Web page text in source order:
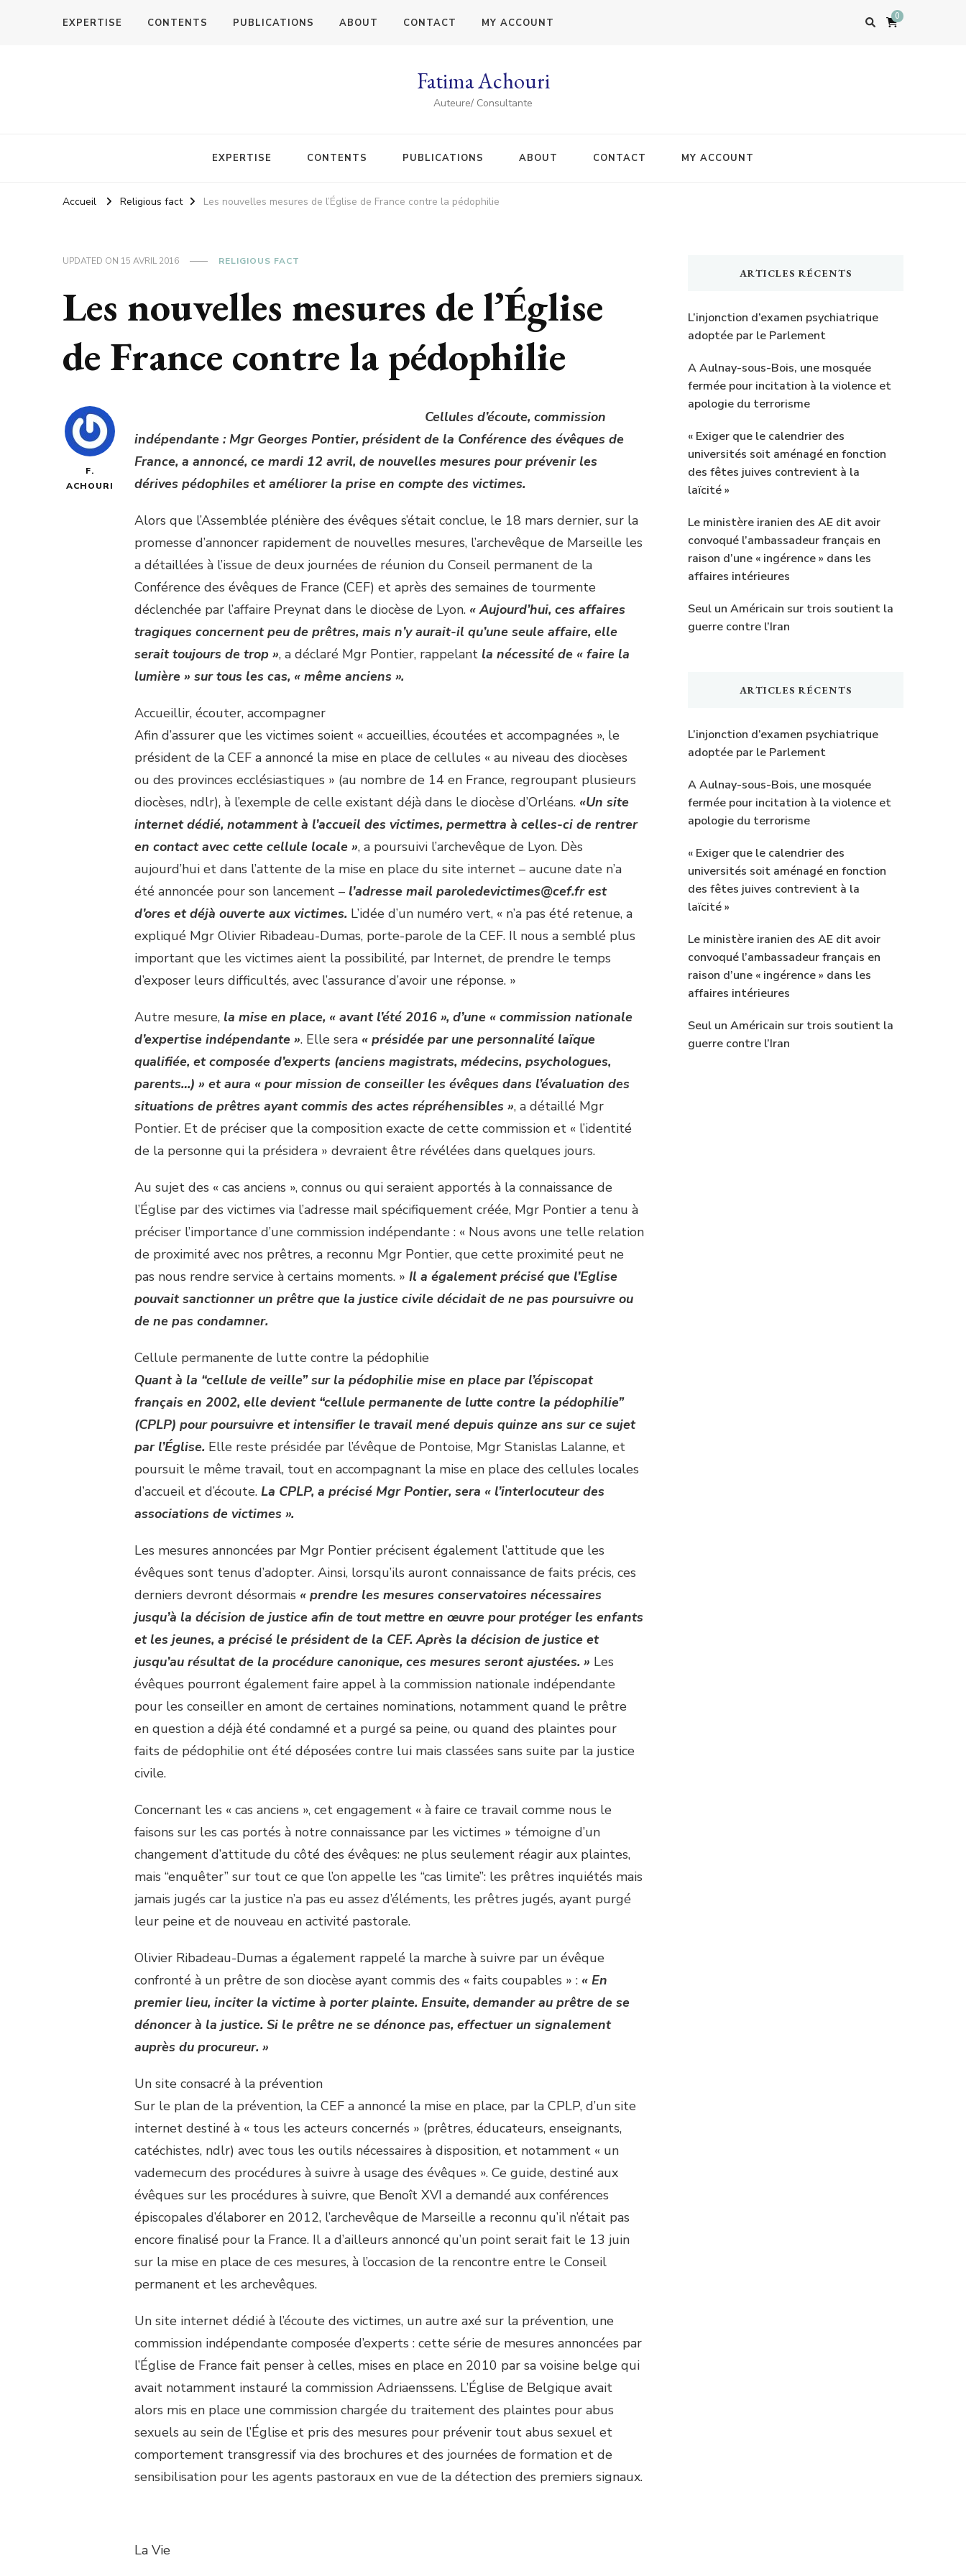
EXPERTISE CONTENTS PUBLICATIONS ABOUT CONTACT MY ACCOUNT
0
Fatima Achouri
Auteure/ Consultante
EXPERTISE CONTENTS PUBLICATIONS ABOUT CONTACT MY ACCOUNT
Accueil Religious fact Les nouvelles mesures de l’Église de France contre la pédophilie
UPDATED ON 15 AVRIL 2016 RELIGIOUS FACT
Les nouvelles mesures de l’Église
de France contre la pédophilie
F.
ACHOURI
Cellules d’écoute, commission
indépendante : Mgr Georges Pontier, président de la Conférence des évêques de
France, a annoncé, ce mardi 12 avril, de nouvelles mesures pour prévenir les
dérives pédophiles et améliorer la prise en compte des victimes.
Alors que l’Assemblée plénière des évêques s’était conclue, le 18 mars dernier, sur la
promesse d’annoncer rapidement de nouvelles mesures, l’archevêque de Marseille les
a détaillées à l’issue de deux journées de réunion du Conseil permanent de la
Conférence des évêques de France (CEF) et après des semaines de tourmente
déclenchée par l’affaire Preynat dans le diocèse de Lyon. « Aujourd’hui, ces affaires
tragiques concernent peu de prêtres, mais n’y aurait-il qu’une seule affaire, elle
serait toujours de trop », a déclaré Mgr Pontier, rappelant la nécessité de « faire la
lumière » sur tous les cas, « même anciens ».
Accueillir, écouter, accompagner
Afin d’assurer que les victimes soient « accueillies, écoutées et accompagnées », le
président de la CEF a annoncé la mise en place de cellules « au niveau des diocèses
ou des provinces ecclésiastiques » (au nombre de 14 en France, regroupant plusieurs
diocèses, ndlr), à l’exemple de celle existant déjà dans le diocèse d’Orléans. «Un site
internet dédié, notamment à l’accueil des victimes, permettra à celles-ci de rentrer
en contact avec cette cellule locale », a poursuivi l’archevêque de Lyon. Dès
aujourd’hui et dans l’attente de la mise en place du site internet – aucune date n’a
été annoncée pour son lancement – l’adresse mail paroledevictimes@cef.fr est
d’ores et déjà ouverte aux victimes. L’idée d’un numéro vert, « n’a pas été retenue, a
expliqué Mgr Olivier Ribadeau-Dumas, porte-parole de la CEF. Il nous a semblé plus
important que les victimes aient la possibilité, par Internet, de prendre le temps
d’exposer leurs difficultés, avec l’assurance d’avoir une réponse. »
Autre mesure, la mise en place, « avant l’été 2016 », d’une « commission nationale
d’expertise indépendante ». Elle sera « présidée par une personnalité laïque
qualifiée, et composée d’experts (anciens magistrats, médecins, psychologues,
parents…) » et aura « pour mission de conseiller les évêques dans l’évaluation des
situations de prêtres ayant commis des actes répréhensibles », a détaillé Mgr
Pontier. Et de préciser que la composition exacte de cette commission et « l’identité
de la personne qui la présidera » devraient être révélées dans quelques jours.
Au sujet des « cas anciens », connus ou qui seraient apportés à la connaissance de
l’Église par des victimes via l’adresse mail spécifiquement créée, Mgr Pontier a tenu à
préciser l’importance d’une commission indépendante : « Nous avons une telle relation
de proximité avec nos prêtres, a reconnu Mgr Pontier, que cette proximité peut ne
pas nous rendre service à certains moments. » Il a également précisé que l’Eglise
pouvait sanctionner un prêtre que la justice civile décidait de ne pas poursuivre ou
de ne pas condamner.
Cellule permanente de lutte contre la pédophilie
Quant à la “cellule de veille” sur la pédophilie mise en place par l’épiscopat
français en 2002, elle devient “cellule permanente de lutte contre la pédophilie”
(CPLP) pour poursuivre et intensifier le travail mené depuis quinze ans sur ce sujet
par l’Église. Elle reste présidée par l’évêque de Pontoise, Mgr Stanislas Lalanne, et
poursuit le même travail, tout en accompagnant la mise en place des cellules locales
d’accueil et d’écoute. La CPLP, a précisé Mgr Pontier, sera « l’interlocuteur des
associations de victimes ».
Les mesures annoncées par Mgr Pontier précisent également l’attitude que les
évêques sont tenus d’adopter. Ainsi, lorsqu’ils auront connaissance de faits précis, ces
derniers devront désormais « prendre les mesures conservatoires nécessaires
jusqu’à la décision de justice afin de tout mettre en œuvre pour protéger les enfants
et les jeunes, a précisé le président de la CEF. Après la décision de justice et
jusqu’au résultat de la procédure canonique, ces mesures seront ajustées. » Les
évêques pourront également faire appel à la commission nationale indépendante
pour les conseiller en amont de certaines nominations, notamment quand le prêtre
en question a déjà été condamné et a purgé sa peine, ou quand des plaintes pour
faits de pédophilie ont été déposées contre lui mais classées sans suite par la justice
civile.
Concernant les « cas anciens », cet engagement « à faire ce travail comme nous le
faisons sur les cas portés à notre connaissance par les victimes » témoigne d’un
changement d’attitude du côté des évêques: ne plus seulement réagir aux plaintes,
mais “enquêter” sur tout ce que l’on appelle les “cas limite”: les prêtres inquiétés mais
jamais jugés car la justice n’a pas eu assez d’éléments, les prêtres jugés, ayant purgé
leur peine et de nouveau en activité pastorale.
Olivier Ribadeau-Dumas a également rappelé la marche à suivre par un évêque
confronté à un prêtre de son diocèse ayant commis des « faits coupables » : « En
premier lieu, inciter la victime à porter plainte. Ensuite, demander au prêtre de se
dénoncer à la justice. Si le prêtre ne se dénonce pas, effectuer un signalement
auprès du procureur. »
Un site consacré à la prévention
Sur le plan de la prévention, la CEF a annoncé la mise en place, par la CPLP, d’un site
internet destiné à « tous les acteurs concernés » (prêtres, éducateurs, enseignants,
catéchistes, ndlr) avec tous les outils nécessaires à disposition, et notamment « un
vademecum des procédures à suivre à usage des évêques ». Ce guide, destiné aux
évêques sur les procédures à suivre, que Benoît XVI a demandé aux conférences
épiscopales d’élaborer en 2012, l’archevêque de Marseille a reconnu qu’il n’était pas
encore finalisé pour la France. Il a d’ailleurs annoncé qu’un point serait fait le 13 juin
sur la mise en place de ces mesures, à l’occasion de la rencontre entre le Conseil
permanent et les archevêques.
Un site internet dédié à l’écoute des victimes, un autre axé sur la prévention, une
commission indépendante composée d’experts : cette série de mesures annoncées par
l’Église de France fait penser à celles, mises en place en 2010 par sa voisine belge qui
avait notamment instauré la commission Adriaenssens. L’Église de Belgique avait
alors mis en place une commission chargée du traitement des plaintes pour abus
sexuels au sein de l’Église et pris des mesures pour prévenir tout abus sexuel et
comportement transgressif via des brochures et des journées de formation et de
sensibilisation pour les agents pastoraux en vue de la détection des premiers signaux.
La Vie
ARTICLES RÉCENTS
L’injonction d’examen psychiatrique
adoptée par le Parlement
A Aulnay-sous-Bois, une mosquée
fermée pour incitation à la violence et
apologie du terrorisme
« Exiger que le calendrier des
universités soit aménagé en fonction
des fêtes juives contrevient à la
laïcité »
Le ministère iranien des AE dit avoir
convoqué l’ambassadeur français en
raison d’une « ingérence » dans les
affaires intérieures
Seul un Américain sur trois soutient la
guerre contre l’Iran
ARTICLES RÉCENTS
L’injonction d’examen psychiatrique
adoptée par le Parlement
A Aulnay-sous-Bois, une mosquée
fermée pour incitation à la violence et
apologie du terrorisme
« Exiger que le calendrier des
universités soit aménagé en fonction
des fêtes juives contrevient à la
laïcité »
Le ministère iranien des AE dit avoir
convoqué l’ambassadeur français en
raison d’une « ingérence » dans les
affaires intérieures
Seul un Américain sur trois soutient la
guerre contre l’Iran